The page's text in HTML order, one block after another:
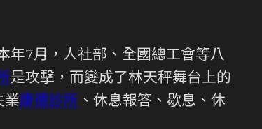
年7月，人社部、全國總工會等八
是攻擊，而變成了林天秤舞台上的
業康德診所 、休息報答、歇息、休